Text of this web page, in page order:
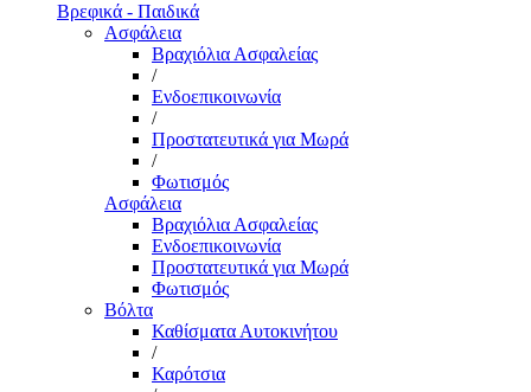
Βρεφικά - Παιδικά
Ασφάλεια
Βραχιόλια Ασφαλείας
/
Ενδοεπικοινωνία
/
Προστατευτικά για Μωρά
/
Φωτισμός
Ασφάλεια
Βραχιόλια Ασφαλείας
Ενδοεπικοινωνία
Προστατευτικά για Μωρά
Φωτισμός
Βόλτα
Καθίσματα Αυτοκινήτου
/
Καρότσια